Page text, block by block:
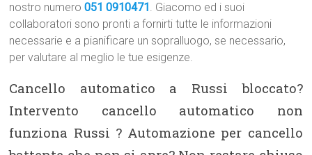
nostro numero051 0910471 . Giacomo ed i suoi
collaboratori sono pronti a fornirti tutte le informazioni
necessarie e a pianificare un sopralluogo, se necessario,
per valutare al meglio le tue esigenze.
Cancello automatico a Russi bloccato?
Intervento cancello automatico non
funziona Russi ? Automazione per cancello